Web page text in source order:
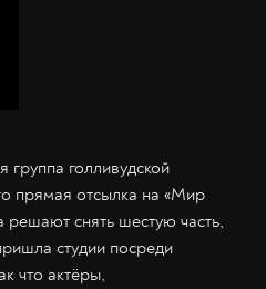
группа голливудской
прямая отсылка на «Мир
снять шестую часть,
студии посреди
что актёры,